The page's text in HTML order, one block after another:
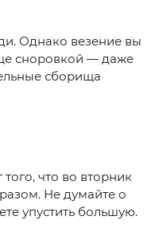
Однако везение вы
сноровкой — даже
сборища
что во вторник
Не думайте о
упустить большую.